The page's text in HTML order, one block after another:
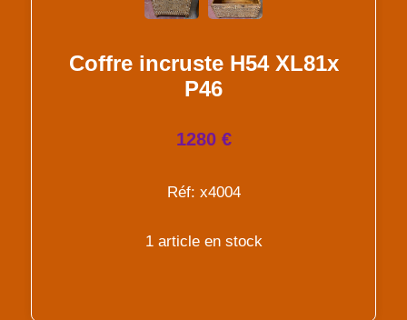
Coffre incruste H54 XL81x
P46
1280 €
Réf: x4004
1 article en stock